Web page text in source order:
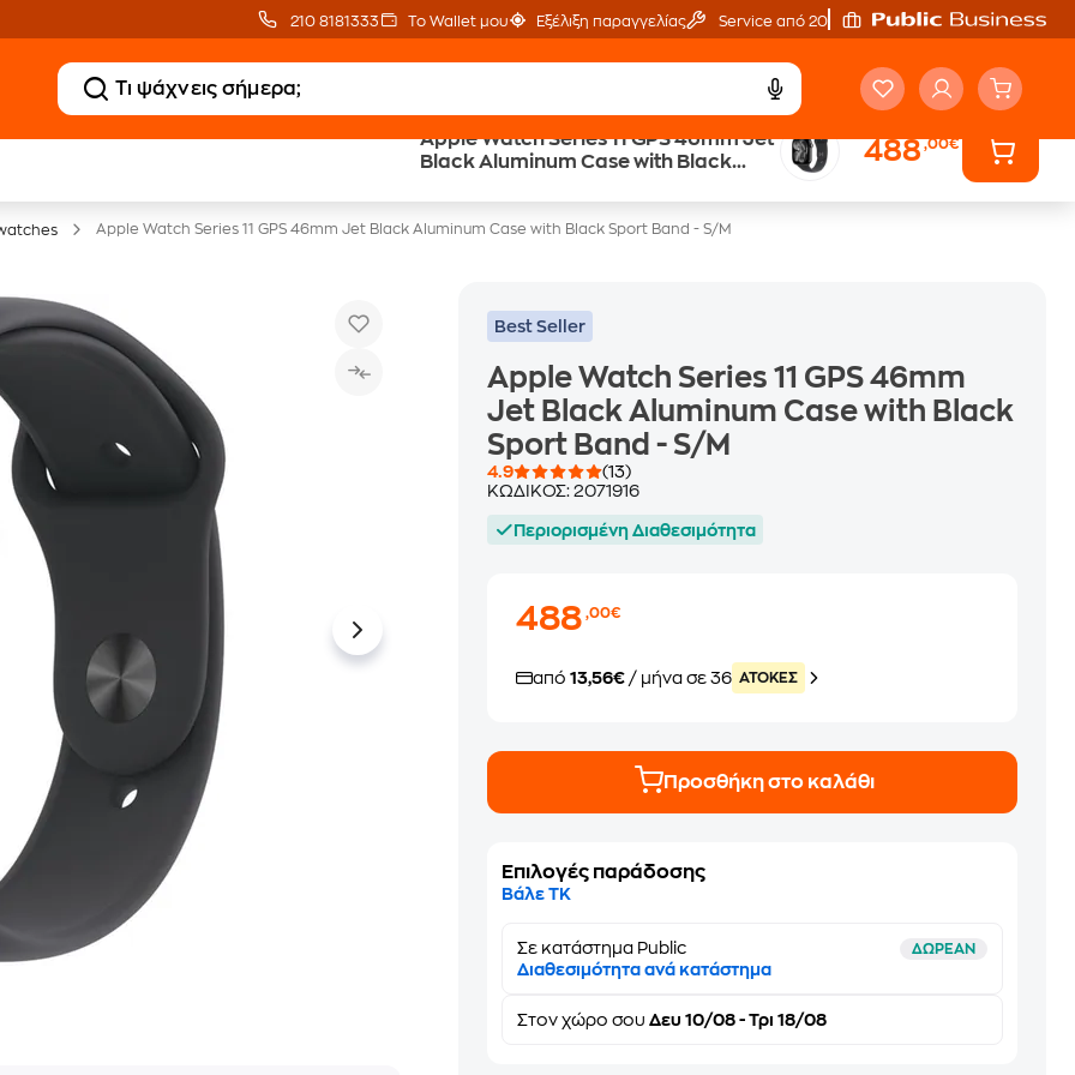
210 8181333 Το Wallet μου Εξέλιξη παραγγελίας Service από 20'
Apple Watch Series 11 GPS 46mm Jet
Black Aluminum Case with Black
488,00€
Δωρεάν BoxNow Trade & Save
Apple Watch Series 11 GPS 46mm Jet Black Aluminum Case with Black Sport Band - S/M
Best Seller
Apple Watch Series 11 GPS 46mm
Jet Black Aluminum Case with Black
Sport Band - S/M
4.9
(13)
ΚΩΔΙΚΟΣ:2071916
Περιορισμένη Διαθεσιμότητα
488,00€
από13,56€ / μήνα σε 36 ATOKEΣ
Προσθήκη στο καλάθι
Επιλογές παράδοσης
Βάλε ΤΚ
Σε κατάστημα Public ΔΩΡΕΑΝ
Διαθεσιμότητα ανά κατάστημα
Στονχώρο σου Δευ 10/08 - Τρι 18/08